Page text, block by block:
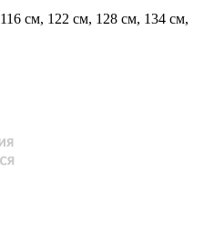
116 см, 122 см, 128 см, 134 см,